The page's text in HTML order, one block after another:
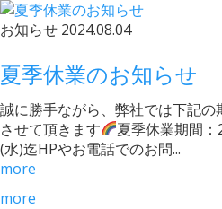
お知らせ 2024.08.04
夏季休業のお知らせ
誠に勝手ながら、弊社では下記の
させて頂きます
夏季休業期間
(水)迄HPやお電話でのお問...
more
more